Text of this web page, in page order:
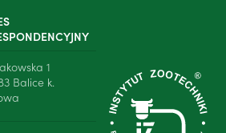
1
Balice k.